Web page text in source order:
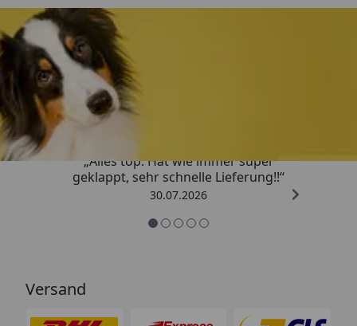
Trusted Shops
„Alles top. Hat wie immer super
geklappt, sehr schnelle Lieferung!!“
30.07.2026
Versand